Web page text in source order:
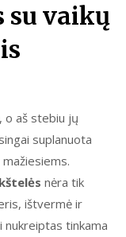
su vaikų
o aš stebiu jų
suplanuota
nėra tik
ištvermė ir
tinkama